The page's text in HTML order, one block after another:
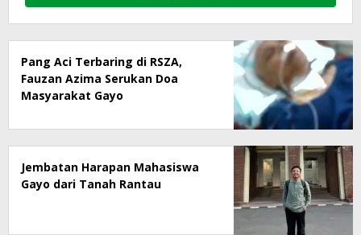
Pang Aci Terbaring di RSZA,
Fauzan Azima Serukan Doa
Masyarakat Gayo
Jembatan Harapan Mahasiswa
Gayo dari Tanah Rantau